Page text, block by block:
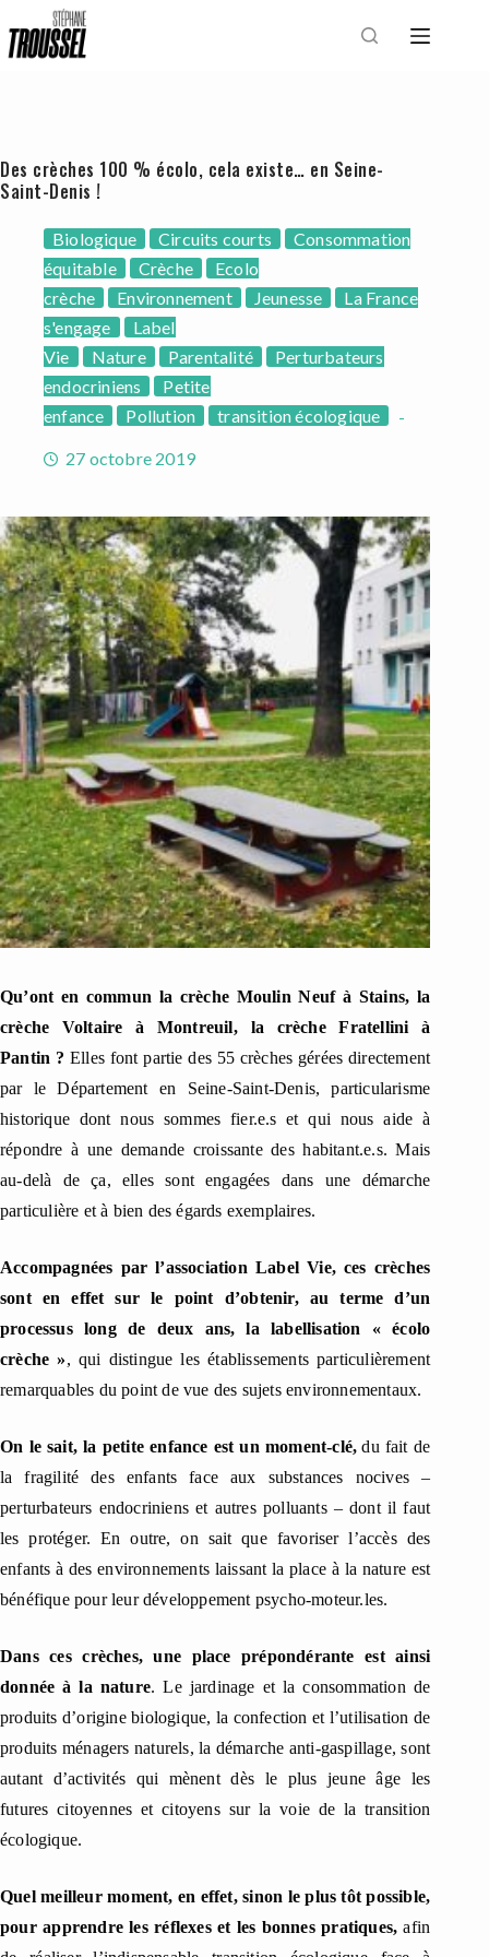
au
Des crèches 100 % écolo, cela existe… en Seine-
Saint-Denis !
Biologique Circuits courts
Consommation
équitable
Crèche
Ecolo
crèche
Environnement Jeunesse
La France
s'engage
Label
Vie
Nature Parentalité
Perturbateurs
endocriniens
Petite
enfance
Pollution transition écologique
27 octobre 2019
Qu’ont en commun la crèche Moulin Neuf à Stains, la
crèche Voltaire à Montreuil, la crèche Fratellini à
Pantin ? Elles font partie des 55 crèches gérées directement
par le Département en Seine-Saint-Denis, particularisme
historique dont nous sommes fier.e.s et qui nous aide à
répondre à une demande croissante des habitant.e.s. Mais
au-delà de ça, elles sont engagées dans une démarche
particulière et à bien des égards exemplaires.
Accompagnées par l’association Label Vie, ces crèches
sont en effet sur le point d’obtenir, au terme d’un
processus long de deux ans, la labellisation « écolo
crèche », qui distingue les établissements particulièrement
remarquables du point de vue des sujets environnementaux.
On le sait, la petite enfance est un moment-clé, du fait de
la fragilité des enfants face aux substances nocives –
perturbateurs endocriniens et autres polluants – dont il faut
les protéger. En outre, on sait que favoriser l’accès des
enfants à des environnements laissant la place à la nature est
bénéfique pour leur développement psycho-moteur.les.
Dans ces crèches, une place prépondérante est ainsi
donnée à la nature.Le jardinage et la consommation de
produits d’origine biologique, la confection et l’utilisation de
produits ménagers naturels, la démarche anti-gaspillage, sont
autant d’activités qui mènent dès le plus jeune âge les
futures citoyennes et citoyens sur la voie de la transition
écologique.
Quel meilleur moment, en effet, sinon le plus tôt possible,
pour apprendre les réflexes et les bonnes pratiques, afin